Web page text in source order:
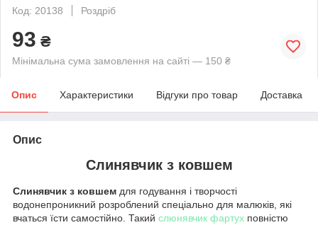
Код: 20138
Роздріб
93 ₴
Мінімальна сума замовлення на сайті — 150 ₴
Опис Характеристики Відгуки про товар Доставка
Опис
Слинявчик з ковшем
Слинявчик з ковшем для годування і творчості
водонепроникний розроблений спеціально для малюків, які
вчаться їсти самостійно. Такий слюнявчик фартух повністю